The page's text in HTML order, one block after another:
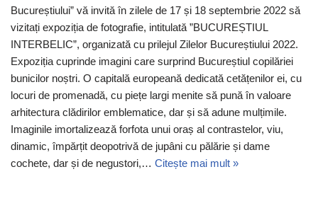
Bucureștiului” vă invită în zilele de 17 și 18 septembrie 2022 să
vizitați expoziția de fotografie, intitulată ”BUCUREȘTIUL
INTERBELIC”, organizată cu prilejul Zilelor Bucureștiului 2022.
Expoziția cuprinde imagini care surprind Bucureștiul copilăriei
bunicilor noștri. O capitală europeană dedicată cetățenilor ei, cu
locuri de promenadă, cu piețe largi menite să pună în valoare
arhitectura clădirilor emblematice, dar și să adune mulțimile.
Imaginile imortalizează forfota unui oraș al contrastelor, viu,
dinamic, împărțit deopotrivă de jupâni cu pălărie și dame
cochete, dar și de negustori,… Citește mai mult »